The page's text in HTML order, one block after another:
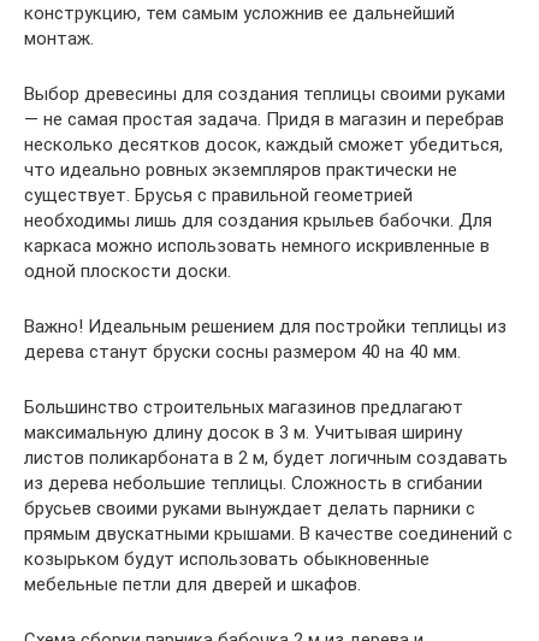
конструкцию, тем самым усложнив ее дальнейший
монтаж.
Выбор древесины для создания теплицы своими руками
— не самая простая задача. Придя в магазин и перебрав
несколько десятков досок, каждый сможет убедиться,
что идеально ровных экземпляров практически не
существует. Брусья с правильной геометрией
необходимы лишь для создания крыльев бабочки. Для
каркаса можно использовать немного искривленные в
одной плоскости доски.
Важно! Идеальным решением для постройки теплицы из
дерева станут бруски сосны размером 40 на 40 мм.
Большинство строительных магазинов предлагают
максимальную длину досок в 3 м. Учитывая ширину
листов поликарбоната в 2 м, будет логичным создавать
из дерева небольшие теплицы. Сложность в сгибании
брусьев своими руками вынуждает делать парники с
прямым двускатными крышами. В качестве соединений с
козырьком будут использовать обыкновенные
мебельные петли для дверей и шкафов.